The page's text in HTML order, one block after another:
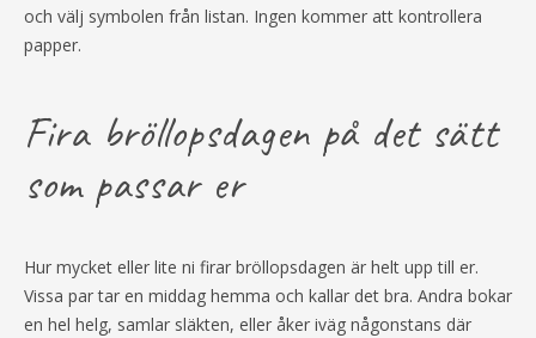
och välj symbolen från listan. Ingen kommer att kontrollera
papper.
Fira bröllopsdagen på det sätt
som passar er
Hur mycket eller lite ni firar bröllopsdagen är helt upp till er.
Vissa par tar en middag hemma och kallar det bra. Andra bokar
en hel helg, samlar släkten, eller åker iväg någonstans där